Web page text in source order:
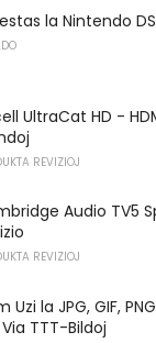
la Nintendo
UltraCat HD -
REVIZIOJ
Audio TV5
REVIZIOJ
Uzi la JPG, GIF,
TTT-Bildoj